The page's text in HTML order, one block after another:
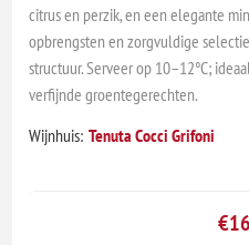
citrus en perzik, en een elegante
opbrengsten en zorgvuldige
structuur. Serveer op 10–12°C;
verfijnde groentegerechten.
Wijnhuis: Tenuta Cocci Grifoni